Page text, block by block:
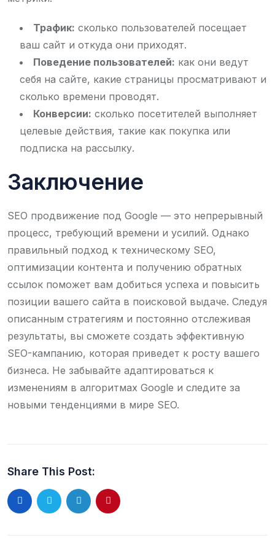
Трафик: сколько пользователей посещает
ваш сайт и откуда они приходят.
Поведение пользователей: как они ведут
себя на сайте, какие страницы просматривают и
сколько времени проводят.
Конверсии: сколько посетителей выполняет
целевые действия, такие как покупка или
подписка на рассылку.
Заключение
SEO продвижение под Google — это непрерывный
процесс, требующий времени и усилий. Однако
правильный подход к техническому SEO,
оптимизации контента и получению обратных
ссылок поможет вам добиться успеха и повысить
позиции вашего сайта в поисковой выдаче. Следуя
описанным стратегиям и постоянно отслеживая
результаты, вы сможете создать эффективную
SEO-кампанию, которая приведет к росту вашего
бизнеса. Не забывайте адаптироваться к
изменениям в алгоритмах Google и следите за
новыми тенденциями в мире SEO.
Share This Post: